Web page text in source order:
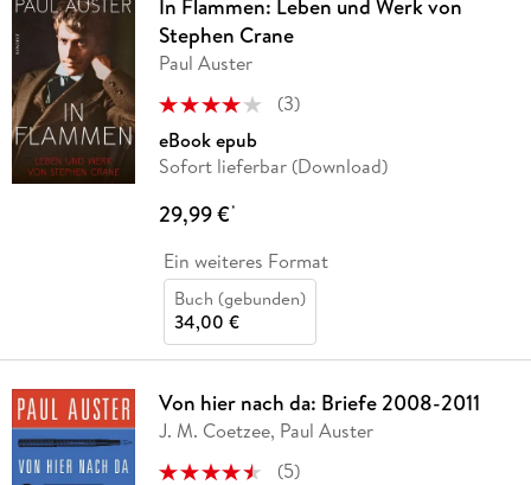
In Flammen: Leben und Werk von
Stephen Crane
Paul Auster
(3)
eBook epub
Sofort lieferbar (Download)
29,99 €*
Ein weiteres Format
Buch (gebunden)
34,00 €
Von hier nach da: Briefe 2008-2011
J. M. Coetzee, Paul Auster
(5)